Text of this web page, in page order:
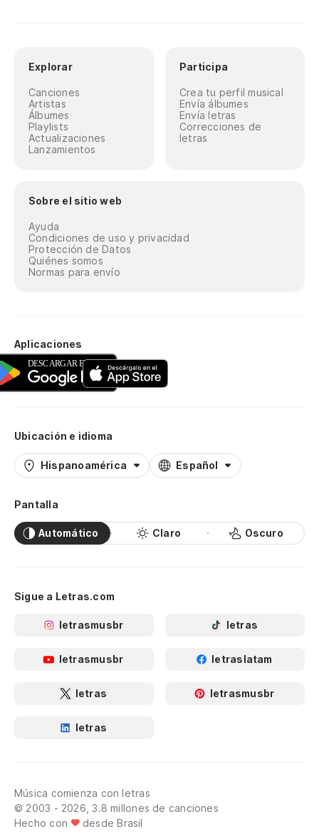
Explorar
Canciones
Artistas
Álbumes
Playlists
Actualizaciones
Lanzamientos
Participa
Crea tu perfil musical
Envía álbumes
Envía letras
Correcciones de
letras
Sobre el sitio web
Ayuda
Condiciones de uso y privacidad
Protección de Datos
Quiénes somos
Normas para envío
Aplicaciones
Ubicación e idioma
Hispanoamérica Español
Pantalla
Automático Claro Oscuro
Sigue a Letras.com
letrasmusbr letras
letrasmusbr letraslatam
letras letrasmusbr
letras
Música comienza con letras
© 2003 - 2026, 3.8 millones de canciones
Hecho con
desde Brasil